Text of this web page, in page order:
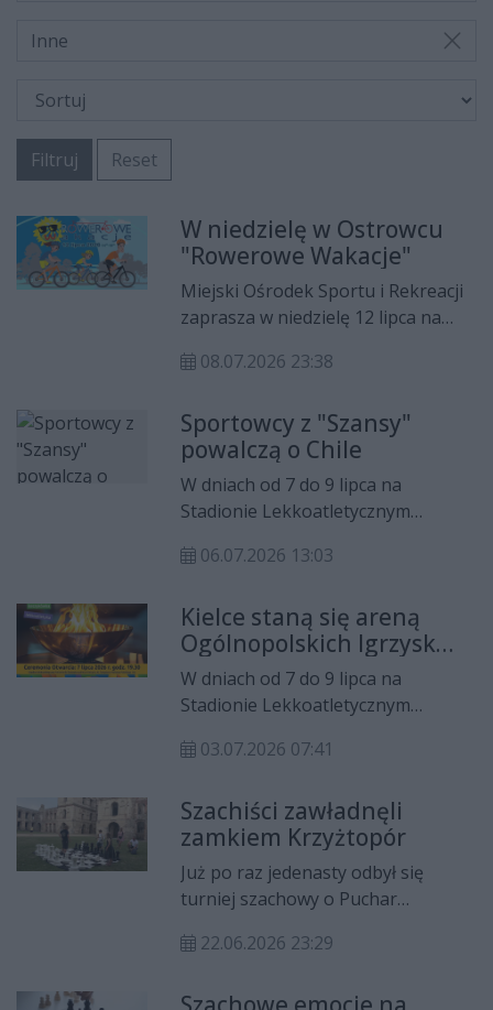
Inne
Filtruj Reset
W niedzielę w Ostrowcu
"Rowerowe Wakacje"
Miejski Ośrodek Sportu i Rekreacji
zaprasza w niedzielę 12 lipca na
Wakacje 2026", która
godzinach 14-19 w Parku Miejskim
w Ostrowcu Świętokrzyskim. Wśród
przygotowanych atrakcji m.in.
Skatepark - Twoje ulubione
miejsce, Rowerowy Challenge, Tour
de MOSiR, czy znana z poprzednich
Terenowa. Na uczestników czekają
drobne upominki czy poczęstunek
przygotowany przez Ostrowiecką
Giętą!
08.07.2026 23:38
Sportowcy z "Szansy"
powalczą o Chile
W dniach od 7 do 9 lipca na
Stadionie Lekkoatletycznym
Alei Tysiąclecia Państwa Polskiego
część XIII Ogólnopolskich Letnich
Igrzysk Olimpiad Specjalnych.
06.07.2026 13:03
Kielce staną się areną
Ogólnopolskich Igrzysk
Olimpiad Specjalnych
W dniach od 7 do 9 lipca na
Stadionie Lekkoatletycznym
Alei Tysiąclecia Państwa Polskiego
część XIII Ogólnopolskich Letnich
Igrzysk Olimpiad Specjalnych.
03.07.2026 07:41
Szachiści zawładnęli
zamkiem Krzyżtopór
Już po raz jedenasty odbył się
turniej szachowy o Puchar
w gościnnych murach zamku
22.06.2026 23:29